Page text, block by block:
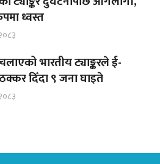
ध्वस्त
भारतीय ट्याङ्करले ई-
दिँदा ९ जना घाइते